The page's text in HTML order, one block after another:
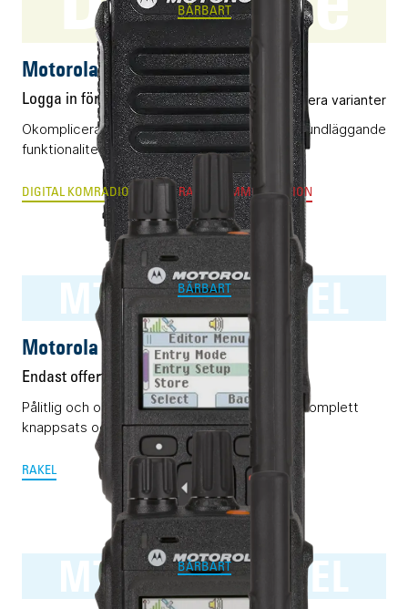
BÄRBART
Motorola DP2400e
Logga in för pris Flera varianter
Okomplicerad bärbar komradio (DMR) med grundläggande
funktionalitet.
DIGITAL KOMRADIO ANALOG RADIOKOMMUNIKATION
MTP3550 RAKEL
BÄRBART
Motorola MTP3550 RAKEL
Endast offert
Pålitlig och okomplicerad Rakelterminal med komplett
knappsats och display.
RAKEL
MTP3500 RAKEL
BÄRBART